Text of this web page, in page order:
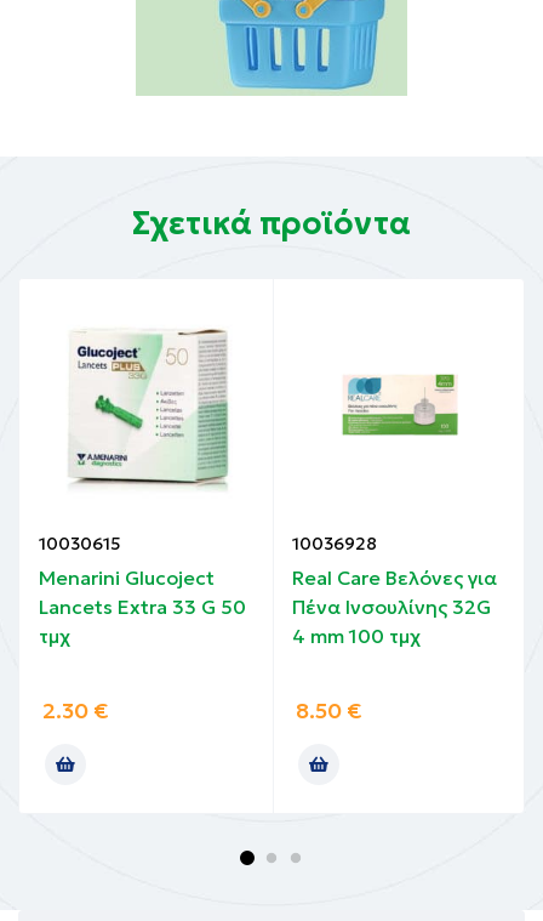
Σχετικά προϊόντα
10030615
Menarini Glucoject
Lancets Extra 33 G 50
τμχ
2.30 €
10036928
Real Care Βελόνες για
Πένα Ινσουλίνης 32G
4 mm 100 τμχ
8.50 €